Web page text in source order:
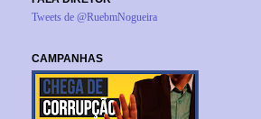
Tweets de @RuebmNogueira
CAMPANHAS